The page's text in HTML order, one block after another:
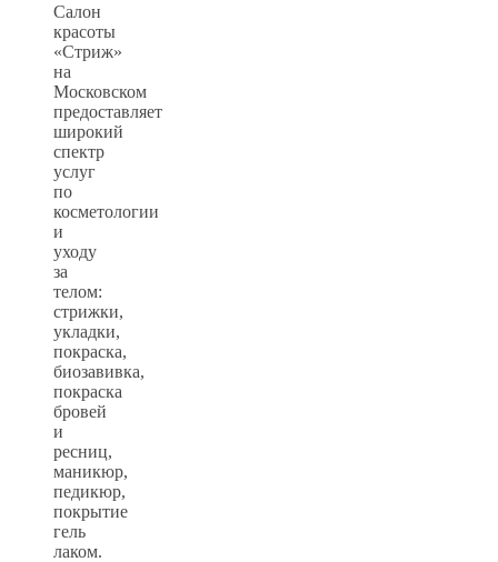
Салон
красоты
«Стриж»
на
Московском
предоставляет
широкий
спектр
услуг
по
косметологии
и
уходу
за
телом:
стрижки,
укладки,
покраска,
биозавивка,
покраска
бровей
и
ресниц,
маникюр,
педикюр,
покрытие
гель
лаком.